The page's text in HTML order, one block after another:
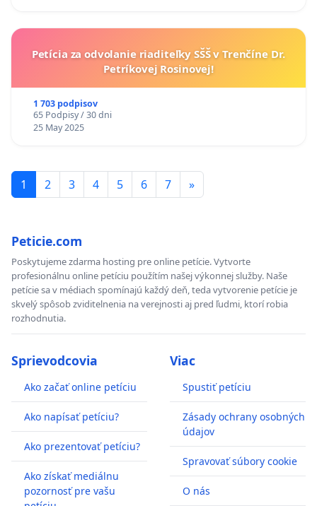
Petícia za odvolanie riaditeľky SŠŠ v Trenčíne Dr.
Petríkovej Rosinovej!
1 703 podpisov
65 Podpisy / 30 dni
25 May 2025
1 2 3 4 5 6 7 »
Peticie.com
Poskytujeme zdarma hosting pre online petície. Vytvorte
profesionálnu online petíciu použítím našej výkonnej služby. Naše
petície sa v médiach spomínajú každý deň, teda vytvorenie petície je
skvelý spôsob zviditelnenia na verejnosti aj pred ľudmi, ktorí robia
rozhodnutia.
Sprievodcovia
Ako začať online petíciu
Ako napísať petíciu?
Ako prezentovať petíciu?
Ako získať mediálnu
pozornosť pre vašu
Viac
Spustiť petíciu
Zásady ochrany osobných
údajov
Spravovať súbory cookie
O nás